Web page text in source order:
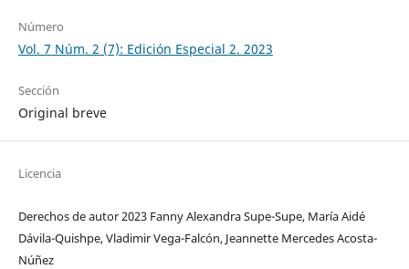
Número
Vol. 7 Núm. 2 (7): Edición Especial 2. 2023
Sección
Original breve
Licencia
Derechos de autor 2023 Fanny Alexandra Supe-Supe, María Aidé
Dávila-Quishpe, Vladimir Vega-Falcón, Jeannette Mercedes Acosta-
Núñez